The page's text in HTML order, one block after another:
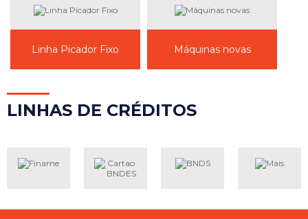
Linha Picador Fixo Máquinas novas
LINHAS DE CRÉDITOS